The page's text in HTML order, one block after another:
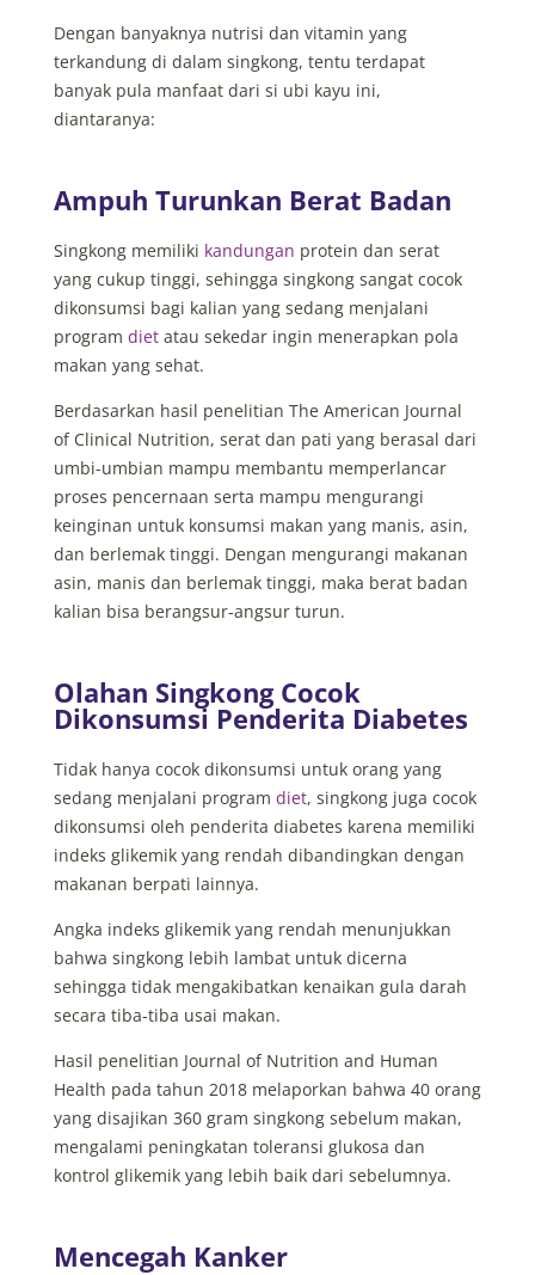
Dengan banyaknya nutrisi dan vitamin yang
terkandung di dalam singkong, tentu terdapat
banyak pula manfaat dari si ubi kayu ini,
diantaranya:
Ampuh Turunkan Berat Badan
Singkong memiliki kandungan protein dan serat
yang cukup tinggi, sehingga singkong sangat cocok
dikonsumsi bagi kalian yang sedang menjalani
program dietatau sekedar ingin menerapkan pola
makan yang sehat.
Berdasarkan hasil penelitian The American Journal
of Clinical Nutrition, serat dan pati yang berasal dari
umbi-umbian mampu membantu memperlancar
proses pencernaan serta mampu mengurangi
keinginan untuk konsumsi makan yang manis, asin,
dan berlemak tinggi. Dengan mengurangi makanan
asin, manis dan berlemak tinggi, maka berat badan
kalian bisa berangsur-angsur turun.
Olahan Singkong Cocok
Dikonsumsi Penderita Diabetes
Tidak hanya cocok dikonsumsi untuk orang yang
sedang menjalani program diet, singkong juga cocok
dikonsumsi oleh penderita diabetes karena memiliki
indeks glikemik yang rendah dibandingkan dengan
makanan berpati lainnya.
Angka indeks glikemik yang rendah menunjukkan
bahwa singkong lebih lambat untuk dicerna
sehingga tidak mengakibatkan kenaikan gula darah
secara tiba-tiba usai makan.
Hasil penelitian Journal of Nutrition and Human
Health pada tahun 2018 melaporkan bahwa 40 orang
yang disajikan 360 gram singkong sebelum makan,
mengalami peningkatan toleransi glukosa dan
kontrol glikemik yang lebih baik dari sebelumnya.
Mencegah Kanker